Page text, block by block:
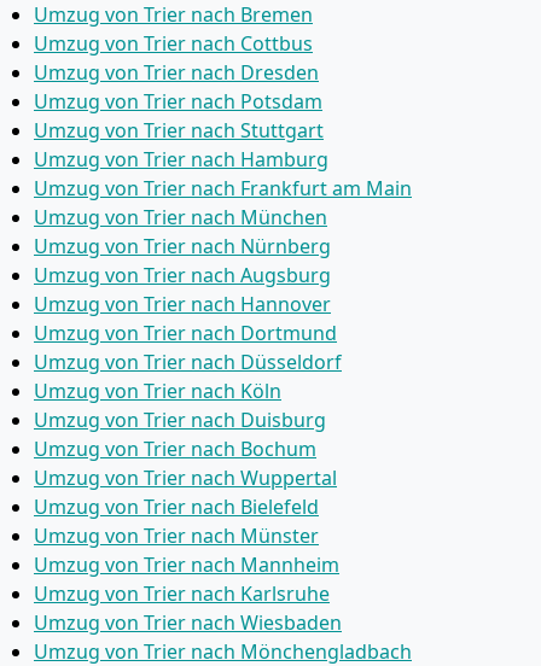
Umzug von Trier nach Bremen
Umzug von Trier nach Cottbus
Umzug von Trier nach Dresden
Umzug von Trier nach Potsdam
Umzug von Trier nach Stuttgart
Umzug von Trier nach Hamburg
Umzug von Trier nach Frankfurt am Main
Umzug von Trier nach München
Umzug von Trier nach Nürnberg
Umzug von Trier nach Augsburg
Umzug von Trier nach Hannover
Umzug von Trier nach Dortmund
Umzug von Trier nach Düsseldorf
Umzug von Trier nach Köln
Umzug von Trier nach Duisburg
Umzug von Trier nach Bochum
Umzug von Trier nach Wuppertal
Umzug von Trier nach Bielefeld
Umzug von Trier nach Münster
Umzug von Trier nach Mannheim
Umzug von Trier nach Karlsruhe
Umzug von Trier nach Wiesbaden
Umzug von Trier nach Mönchen­gladbach